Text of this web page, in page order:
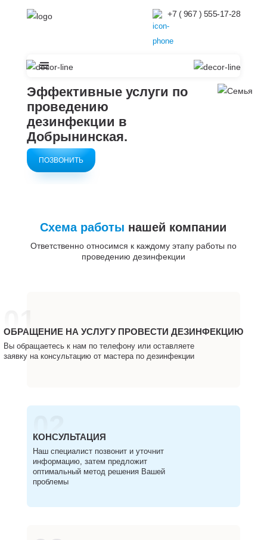
+7 ( 967 ) 555-17-28
Эффективные услуги по
проведению
дезинфекции в
Добрынинская.
ПОЗВОНИТЬ
Схема работы нашей компании
Ответственно относимся к каждому этапу работы по
проведению дезинфекции
01
ОБРАЩЕНИЕ НА УСЛУГУ ПРОВЕСТИ ДЕЗИНФЕКЦИЮ
Вы обращаетесь к нам по телефону или оставляете
заявку на консультацию от мастера по дезинфекции
02
КОНСУЛЬТАЦИЯ
Наш специалист позвонит и уточнит
информацию, затем предложит
оптимальный метод решения Вашей
проблемы